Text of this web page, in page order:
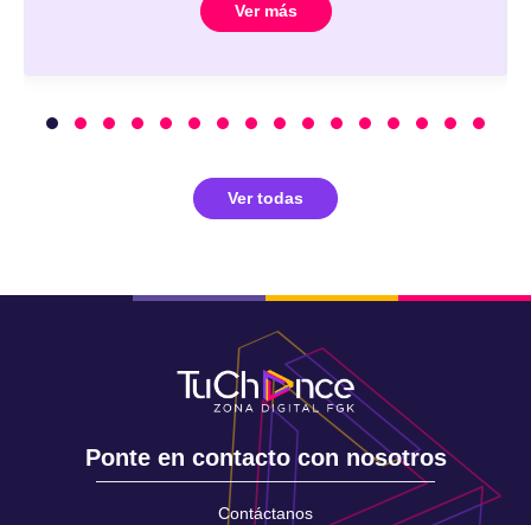
Ver más
Ver todas
Ponte en contacto con nosotros
Contáctanos